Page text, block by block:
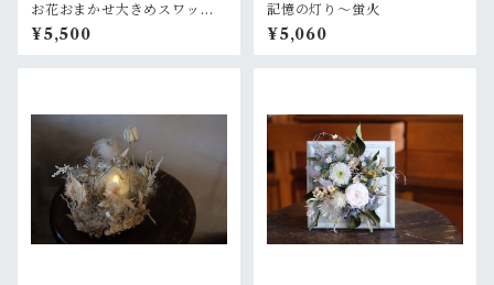
お花おまかせ大きめスワッ
グ 白×グリーン系
¥5,500
記憶の灯り〜蛍火
¥5,060